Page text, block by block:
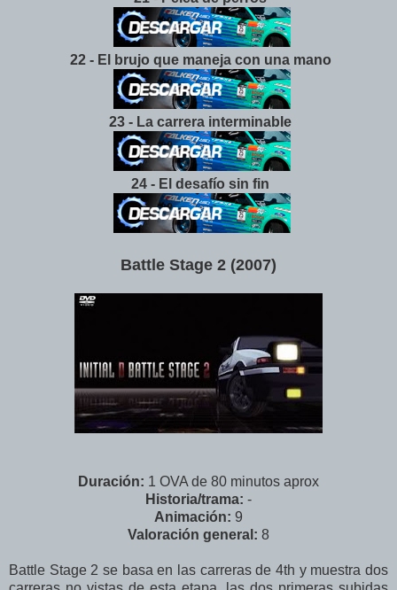
22 - El brujo que maneja con una mano
23 - La carrera interminable
24 - El desafío sin fin
Battle Stage 2 (2007)
Duración: 1 OVA de 80 minutos aprox
Historia/trama: -
Animación: 9
Valoración general : 8
Battle Stage 2 se basa en las carreras de 4th y muestra dos